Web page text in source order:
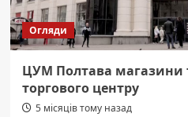
Огляди
ЦУМ Полтава магазини
торгового центру
5 місяців тому назад